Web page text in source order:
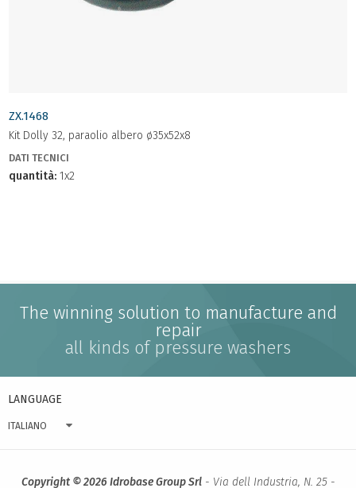
ZX.1468
Kit Dolly 32, paraolio albero ø35x52x8
DATI TECNICI
quantità: 1x2
The winning solution to manufacture and
repair
all kinds of pressure washers
LANGUAGE
ITALIANO
Copyright © 2026 Idrobase Group Srl- Via dell Industria, N. 25 -